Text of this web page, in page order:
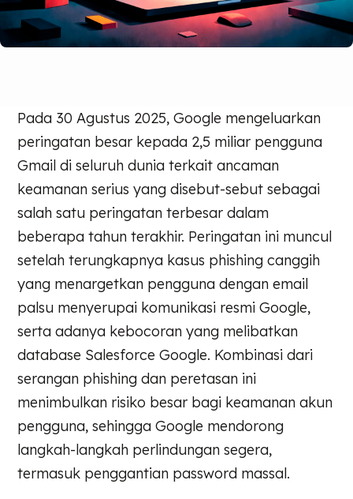
Pada 30 Agustus 2025, Google mengeluarkan
peringatan besar kepada 2,5 miliar pengguna
Gmail di seluruh dunia terkait ancaman
keamanan serius yang disebut-sebut sebagai
salah satu peringatan terbesar dalam
beberapa tahun terakhir. Peringatan ini muncul
setelah terungkapnya kasus phishing canggih
yang menargetkan pengguna dengan email
palsu menyerupai komunikasi resmi Google,
serta adanya kebocoran yang melibatkan
database Salesforce Google. Kombinasi dari
serangan phishing dan peretasan ini
menimbulkan risiko besar bagi keamanan akun
pengguna, sehingga Google mendorong
langkah-langkah perlindungan segera,
termasuk penggantian password massal.